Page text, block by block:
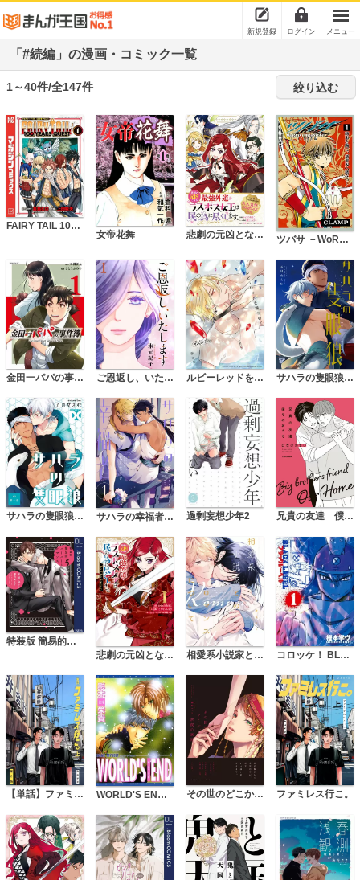
新規登録 ログイン メニュー
「#続編」の漫画・コミック一覧
1～40件/全147件 絞り込む
FAIRY TAIL 100 YEARS QUEST
女帝花舞 悲劇の元凶となる最強外道ラスボス女王は民の為に尽くします。 The Savior's Pride 【連載版】 ツバサ －WoRLD CHRoNiCLE－ ニライカナイ編
金田一パパの事件簿 ご恩返し、いたします ルビーレッドを噛み砕く Reflection【単話版】 サハラの隻眼狼【コミックス版】【電子版限定特典付き】
サハラの隻眼狼【バラ売り】 サハラの幸福者【コミックス版】【電子版限定特典付き】 過剰妄想少年2 兄貴の友達 僕らのおうち
特装版 簡易的パーバートロマンス
悲劇の元凶となる最強外道ラスボス女王は民の為に尽くします。 To The Savior
相愛系小説家とのロマンスについて コロッケ！ BLACK LABEL
【単話】ファミレス行こ。 WORLD'S END DEAR MYSELF2 その世のどこか、常夜の楽園【ペーパー付】【電子限定ペーパー付】 ファミレス行こ。